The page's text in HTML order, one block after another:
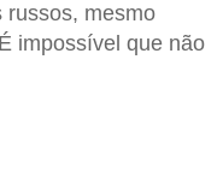
russos, mesmo
impossível que não